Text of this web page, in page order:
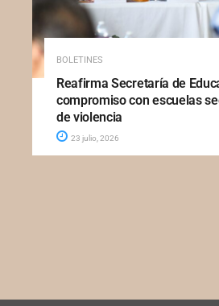
BOLETINES
Reafirma Secretaría de
compromiso con escuelas
de violencia
23 julio, 2026